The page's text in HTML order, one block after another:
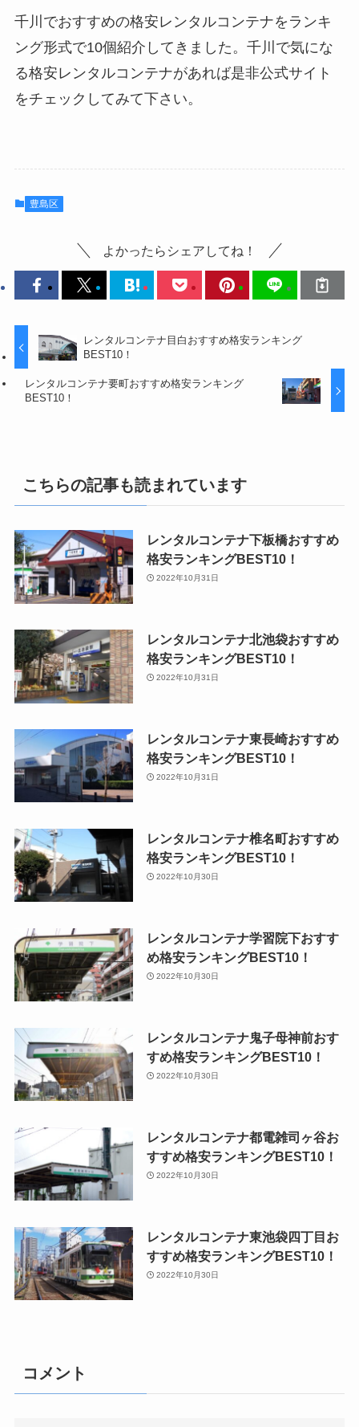
千川でおすすめの格安レンタルコンテナをランキ
ング形式で10個紹介してきました。千川で気にな
る格安レンタルコンテナがあれば是非公式サイト
をチェックしてみて下さい。
豊島区
よかったらシェアしてね！
レンタルコンテナ目白おすすめ格安ランキング
BEST10！
レンタルコンテナ要町おすすめ格安ランキング
BEST10！
こちらの記事も読まれています
レンタルコンテナ下板橋おすすめ
格安ランキングBEST10！
2022年10月31日
レンタルコンテナ北池袋おすすめ
格安ランキングBEST10！
2022年10月31日
レンタルコンテナ東長崎おすすめ
格安ランキングBEST10！
2022年10月31日
レンタルコンテナ椎名町おすすめ
格安ランキングBEST10！
2022年10月30日
レンタルコンテナ学習院下おすす
め格安ランキングBEST10！
2022年10月30日
レンタルコンテナ鬼子母神前おす
すめ格安ランキングBEST10！
2022年10月30日
レンタルコンテナ都電雑司ヶ谷お
すすめ格安ランキングBEST10！
2022年10月30日
レンタルコンテナ東池袋四丁目お
すすめ格安ランキングBEST10！
2022年10月30日
コメント